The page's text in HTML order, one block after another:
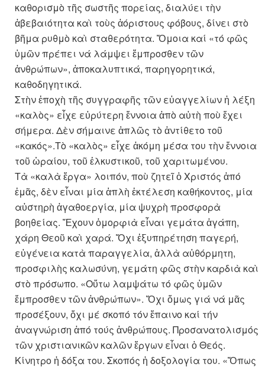
καθορισμὸ τῆς σωστῆς πορείας, διαλύει τὴν
ἀβεβαιότητα καὶ τοὺς ἀόριστους φόβους, δίνει στὸ
βῆμα ρυθμὸ καὶ σταθερότητα. Ὅμοια καί «τό φῶς
ὑμῶν πρέπει νά λάμψει ἔμπροσθεν τῶν
ἀνθρώπων», ἀποκαλυπτικά, παρηγορητικά,
καθοδηγητικά.
Στὴν ἐποχὴ τῆς συγγραφῆς τῶν εὐαγγελίων ἡ λέξη
«καλὸς» εἶχε εὐρύτερη ἔννοια ἀπὸ αὐτὴ ποὺ ἔχει
σήμερα. Δὲν σήμαινε ἁπλῶς τὸ ἀντίθετο τοῦ
«κακός».Τὸ «καλὸς» εἶχε ἀκόμη μέσα του τὴν ἔννοια
τοῦ ὡραίου, τοῦ ἑλκυστικοῦ, τοῦ χαριτωμένου.
Τὰ «καλὰ ἔργα» λοιπόν, ποὺ ζητεῖ ὁ Χριστός ἀπό
ἐμᾶς, δὲν εἶναι μία ἁπλὴ ἐκτέλεση καθήκοντος, μία
αὐστηρὴ ἀγαθοεργία, μία ψυχρὴ προσφορὰ
βοηθείας. Ἔχουν ὀμορφιὰ εἶναι γεμάτα ἀγάπη,
χάρη Θεοῦ καὶ χαρά. Ὄχι ἐξυπηρέτηση παγερή,
εὐγένεια κατὰ παραγγελία, ἀλλὰ αὐθόρμητη,
προσφιλὴς καλωσύνη, γεμάτη φῶς στὴν καρδιὰ καὶ
στὸ πρόσωπο. «Οὕτω λαμψάτω τό φῶς ὑμῶν
ἔμπροσθεν τῶν ἀνθρώπων». Ὄχι ὅμως γιά νά μᾶς
προσέξουν, ὄχι μέ σκοπό τόν ἔπαινο καί τήν
ἀναγνώριση ἀπό τούς ἀνθρώπους. Προσανατολισμός
τῶν χριστιανικῶν καλῶν ἔργων εἶναι ὁ Θεός.
Κίνητρο ἡ δόξα του. Σκοπός ἡ δοξολογία του. «Ὅπως